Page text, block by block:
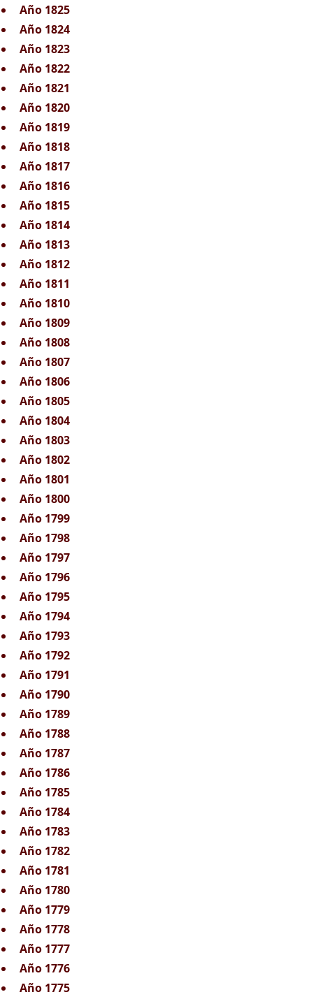
Año 1825
Año 1824
Año 1823
Año 1822
Año 1821
Año 1820
Año 1819
Año 1818
Año 1817
Año 1816
Año 1815
Año 1814
Año 1813
Año 1812
Año 1811
Año 1810
Año 1809
Año 1808
Año 1807
Año 1806
Año 1805
Año 1804
Año 1803
Año 1802
Año 1801
Año 1800
Año 1799
Año 1798
Año 1797
Año 1796
Año 1795
Año 1794
Año 1793
Año 1792
Año 1791
Año 1790
Año 1789
Año 1788
Año 1787
Año 1786
Año 1785
Año 1784
Año 1783
Año 1782
Año 1781
Año 1780
Año 1779
Año 1778
Año 1777
Año 1776
Año 1775